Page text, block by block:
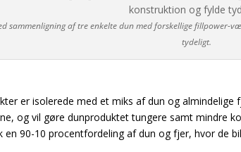
sammenligning af tre enkelte dun med forskellige fillpower-
tydeligt.
er isolerede med et miks af dun og
og vil gøre dunproduktet tungere samt mindre
en 90-10 procentfordeling af dun og fjer, hvor de